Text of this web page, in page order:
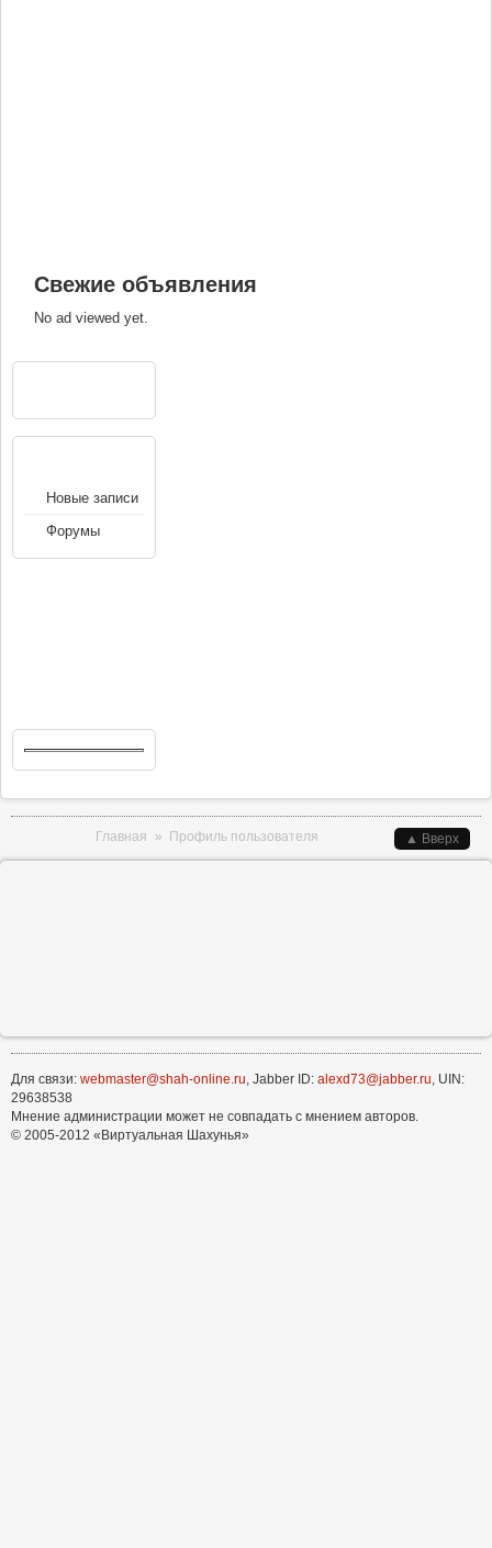
Свежие объявления
No ad viewed yet.
Новые записи
Форумы
Главная » Профиль пользователя ▲ Вверх
Для связи: webmaster@shah-online.ru, Jabber ID: alexd73@jabber.ru, UIN:
29638538
Мнение администрации может не совпадать с мнением авторов.
© 2005-2012 «Виртуальная Шахунья»